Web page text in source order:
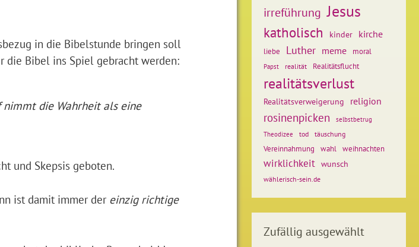
in die Bibelstunde bringen soll
die Bibel ins Spiel gebracht werden:
nimmt die Wahrheit als eine
und Skepsis geboten.
ist damit immer der einzig richtige
irreführung Jesus
katholisch kinder kirche
liebe Luther meme moral
Papst realität Realitätsflucht
realitätsverlust
Realitätsverweigerung religion
rosinenpicken
selbstbetrug
Theodizee
tod täuschung
Vereinnahmung wahl weihnachten
wirklichkeit wunsch
wählerisch-sein.de
Zufällig ausgewählt